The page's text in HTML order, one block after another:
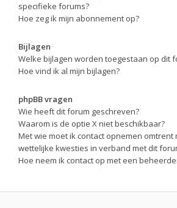
specifieke forums?
Hoe zeg ik mijn abonnement op?
Bijlagen
Welke bijlagen worden toegestaan op dit
Hoe vind ik al mijn bijlagen?
phpBB vragen
Wie heeft dit forum geschreven?
Waarom is de optie X niet beschikbaar?
Met wie moet ik contact opnemen
wettelijke kwesties in verband met dit
Hoe neem ik contact op met een